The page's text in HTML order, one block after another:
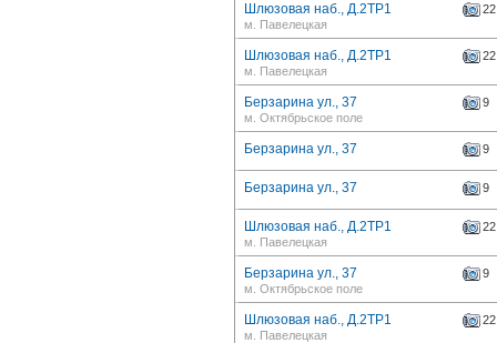
Шлюзовая наб., Д.2ТР1
22
м. Павелецкая
Шлюзовая наб., Д.2ТР1
22
м. Павелецкая
Берзарина ул., 37
9
м. Октябрьское поле
Берзарина ул., 37 9
Берзарина ул., 37 9
Шлюзовая наб., Д.2ТР1
22
м. Павелецкая
Берзарина ул., 37
9
м. Октябрьское поле
Шлюзовая наб., Д.2ТР1
22
м. Павелецкая